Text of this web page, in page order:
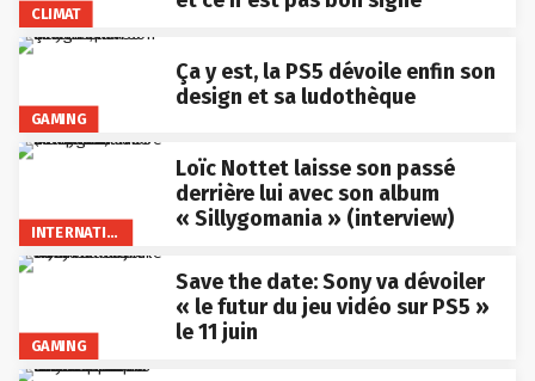
CLIMAT
GAMING
Ça y est, la PS5 dévoile enfin son
design et sa ludothèque
INTERNATIONAL
Loïc Nottet laisse son passé
derrière lui avec son album
« Sillygomania » (interview)
GAMING
Save the date: Sony va dévoiler
« le futur du jeu vidéo sur PS5 »
le 11 juin